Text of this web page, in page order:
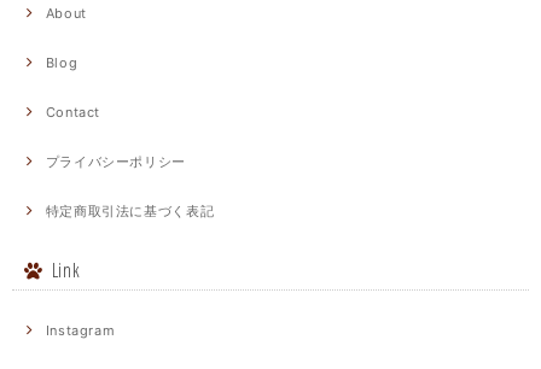
About
Blog
Contact
プライバシーポリシー
特定商取引法に基づく表記
Link
Instagram